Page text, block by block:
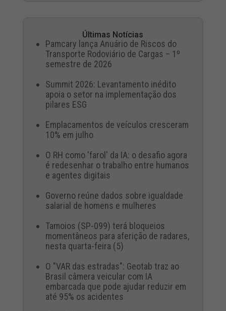
Últimas Notícias
Pamcary lança Anuário de Riscos do
Transporte Rodoviário de Cargas – 1º
semestre de 2026
Summit 2026: Levantamento inédito
apoia o setor na implementação dos
pilares ESG
Emplacamentos de veículos cresceram
10% em julho
O RH como 'farol' da IA: o desafio agora
é redesenhar o trabalho entre humanos
e agentes digitais
Governo reúne dados sobre igualdade
salarial de homens e mulheres
Tamoios (SP-099) terá bloqueios
momentâneos para aferição de radares,
nesta quarta-feira (5)
O "VAR das estradas": Geotab traz ao
Brasil câmera veicular com IA
embarcada que pode ajudar reduzir em
até 95% os acidentes